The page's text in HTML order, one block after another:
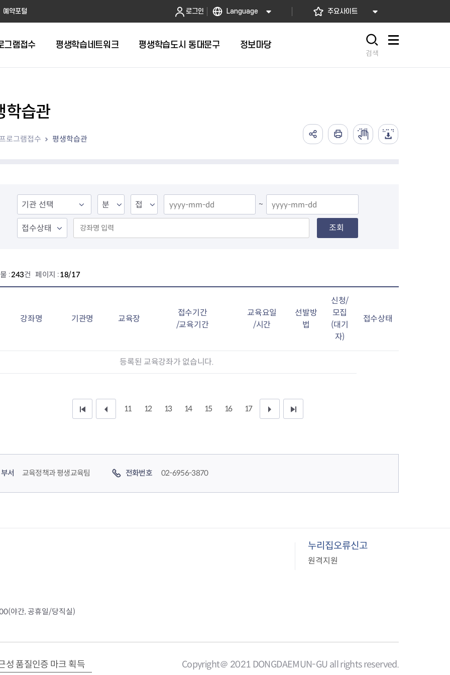
예약포털 로그인 Language 주요사이트
그램접수 평생학습네트워크 평생학습도시 동대문구 정보마당
검색
사이트맵
학습관
프로그램접수 평생학습관
~
조회
:243건 페이지 :18/17
강좌명 기관명 교육장
접수기간
/교육기간
교육요일
/시간
선발방
법
신청/
모집
(대기
자)
접수상태
등록된 교육강좌가 없습니다.
처
이
지
11 12 13 14 15 16 17
지
끝
부서 교육정책과 평생교육팀 전화번호 02-6956-3870
야간, 공휴일/당직실)
누리집오류신고
원격지원
성 품질인증 마크 획득 Copyright＠ 2021 DONGDAEMUN-GU all rights reserved.